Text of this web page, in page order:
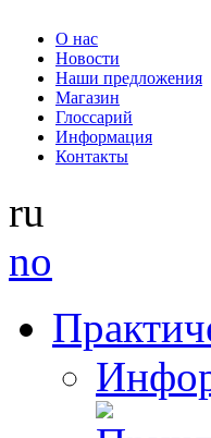
О нас
Новости
Наши предложения
Магазин
Глоссарий
Информация
Контакты
ru
no